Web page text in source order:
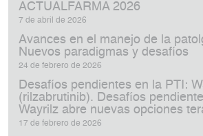
ACTUALFARMA 2026
7 de abril de 2026
Avances en el manejo de la
Nuevos paradigmas y desafíos
24 de febrero de 2026
Desafíos pendientes en la PTI:
(rilzabrutinib). Desafíos
Wayrilz abre nuevas opciones
17 de febrero de 2026